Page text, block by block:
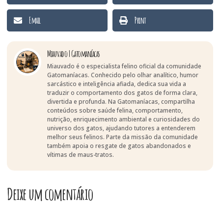
Email Print
Miauvado | Gatomaníacas
Miauvado é o especialista felino oficial da comunidade
Gatomaníacas. Conhecido pelo olhar analítico, humor
sarcástico e inteligência afiada, dedica sua vida a
traduzir o comportamento dos gatos de forma clara,
divertida e profunda. Na Gatomaníacas, compartilha
conteúdos sobre saúde felina, comportamento,
nutrição, enriquecimento ambiental e curiosidades do
universo dos gatos, ajudando tutores a entenderem
melhor seus felinos. Parte da missão da comunidade
também apoia o resgate de gatos abandonados e
vítimas de maus-tratos.
Deixe um comentário